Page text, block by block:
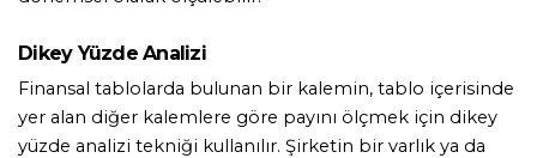
Dikey Yüzde Analizi
Finansal tablolarda bulunan bir kalemin, tablo içerisinde
yer alan diğer kalemlere göre payını ölçmek için dikey
yüzde analizi tekniği kullanılır. Şirketin bir varlık ya da